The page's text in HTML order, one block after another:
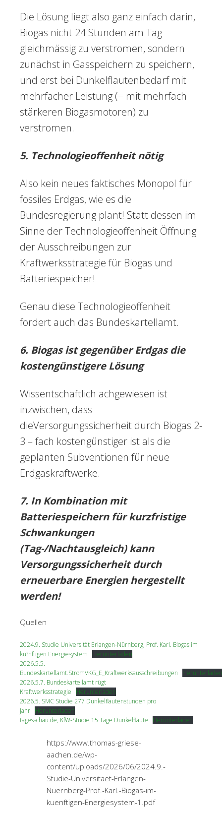
Die Lösung liegt also ganz einfach darin,
Biogas nicht 24 Stunden am Tag
gleichmässig zu verstromen, sondern
zunächst in Gasspeichern zu speichern,
und erst bei Dunkelflautenbedarf mit
mehrfacher Leistung (= mit mehrfach
stärkeren Biogasmotoren) zu
verstromen.
5. Technologieoffenheit nötig
Also kein neues faktisches Monopol für
fossiles Erdgas, wie es die
Bundesregierung plant! Statt dessen im
Sinne der Technologieoffenheit Öffnung
der Ausschreibungen zur
Kraftwerksstrategie für Biogas und
Batteriespeicher!
Genau diese Technologieoffenheit
fordert auch das Bundeskartellamt.
6. Biogas ist gegenüber Erdgas die
kostengünstigere Lösung
Wissentschaftlich achgewiesen ist
inzwischen, dass
dieVersorgungssicherheit durch Biogas 2-
3 – fach kostengünstiger ist als die
geplanten Subventionen für neue
Erdgaskraftwerke.
7. In Kombination mit
Batteriespeichern für kurzfristige
Schwankungen
(Tag-/Nachtausgleich) kann
Versorgungssicherheit durch
erneuerbare Energien hergestellt
werden!
Quellen
2024.9. Studie Universität Erlangen-Nürnberg, Prof. Karl. Biogas im
ku?nftigen Energiesystem
Herunterladen
2026.5.5.
Bundeskartellamt.StromVKG_E_Kraftwerksausschreibungen
Herunterladen
2026.5.7. Bundeskartellamt rügt
Kraftwerksstrategie
Herunterladen
2026.5. SMC Studie 277 Dunkelflautenstunden pro
Jahr Herunterladen
tagesschau.de, KfW-Studie 15 Tage Dunkelflaute
Herunterladen
https://www.thomas-griese-
aachen.de/wp-
content/uploads/2026/06/2024.9.-
Studie-Universitaet-Erlangen-
Nuernberg-Prof.-Karl.-Biogas-im-
kuenftigen-Energiesystem-1.pdf